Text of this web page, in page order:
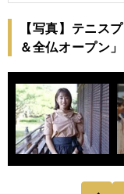
【写真】テニス
＆全仏オープン